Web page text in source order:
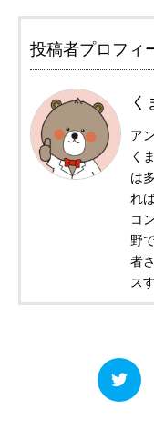
投稿者プロフィ
く
ア
く
は
れ
コ
野
者
ス